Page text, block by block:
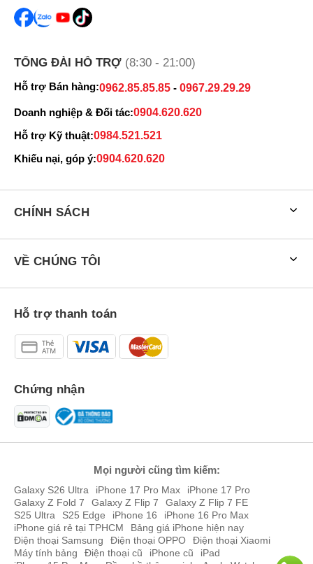
TỔNG ĐÀI HỖ TRỢ (8:30 - 21:00)
Hỗ trợ Bán hàng:0962.85.85.85 - 0967.29.29.29
Doanh nghiệp & Đối tác:0904.620.620
Hỗ trợ Kỹ thuật:0984.521.521
Khiếu nại, góp ý:0904.620.620
CHÍNH SÁCH
VỀ CHÚNG TÔI
Hỗ trợ thanh toán
Chứng nhận
Mọi người cũng tìm kiếm:
Galaxy S26 Ultra iPhone 17 Pro Max
iPhone 17 Pro
Galaxy Z Fold 7
Galaxy Z Flip 7
Galaxy Z Flip 7 FE
S25 Ultra
S25 Edge iPhone 16
iPhone 16 Pro Max
iPhone giá rẻ tại TPHCM
Bảng giá iPhone hiện nay
Điện thoại Samsung
Điện thoại OPPO
Điện thoại Xiaomi
Máy tính bảng
Điện thoại cũ iPhone cũ
iPad